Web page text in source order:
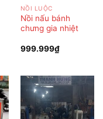
NỒI LUỘC
Nồi nấu bánh
chưng gia nhiệt
999.999₫